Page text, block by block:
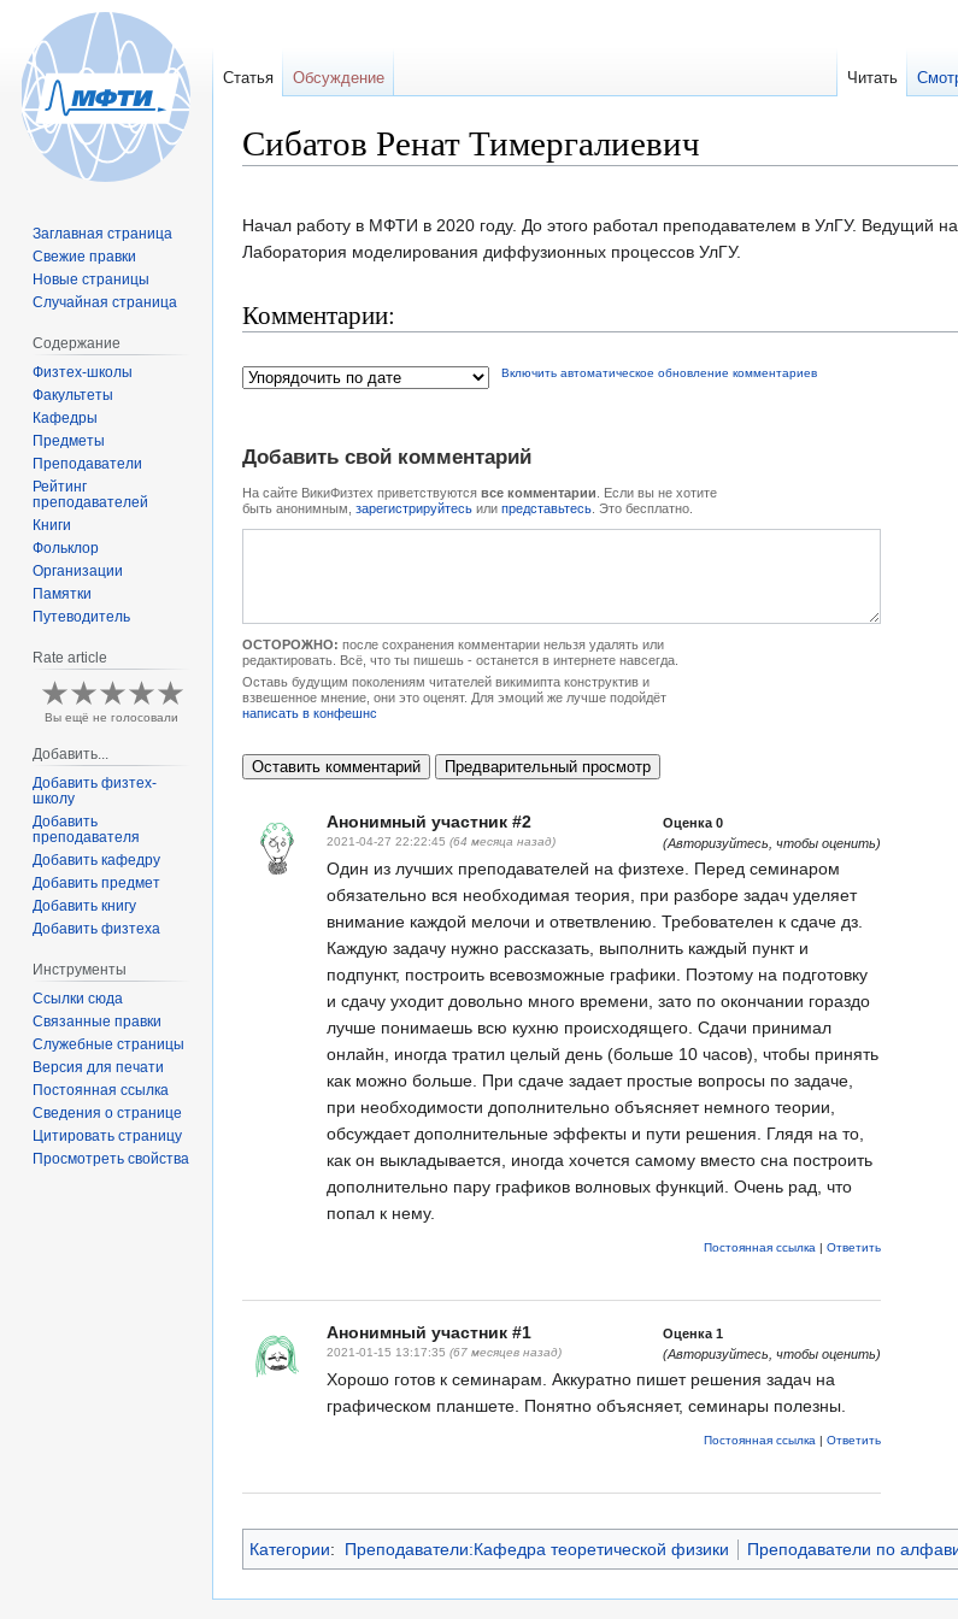
Сибатов Ренат Тимергалиевич
Перейти
к
Перейти
к
Начал работу в МФТИ в 2020 году. До этого работал преподавателем в УлГУ. Ведущий
Лаборатория моделирования диффузионных процессов УлГУ.
Комментарии:
Включить автоматическое обновление комментариев
Добавить свой комментарий
На сайте ВикиФизтех приветствуются все комментарии . Если вы не хотите
быть анонимным, зарегистрируйтесь или представьтесь . Это бесплатно.
ОСТОРОЖНО: после сохранения комментарии нельзя удалять или
редактировать. Всё, что ты пишешь - останется в интернете навсегда.
Оставь будущим поколениям читателей викимипта конструктив и
взвешенное мнение, они это оценят. Для эмоций же лучше подойдёт
написать в конфешнс
Анонимный участник #2
2021-04-27 22:22:45 (64 месяца назад)
Оценка 0
(Авторизуйтесь, чтобы оценить)
Один из лучших преподавателей на физтехе. Перед семинаром
обязательно вся необходимая теория, при разборе задач уделяет
внимание каждой мелочи и ответвлению. Требователен к сдаче дз.
Каждую задачу нужно рассказать, выполнить каждый пункт и
подпункт, построить всевозможные графики. Поэтому на подготовку
и сдачу уходит довольно много времени, зато по окончании гораздо
лучше понимаешь всю кухню происходящего. Сдачи принимал
онлайн, иногда тратил целый день (больше 10 часов), чтобы принять
как можно больше. При сдаче задает простые вопросы по задаче,
при необходимости дополнительно объясняет немного теории,
обсуждает дополнительные эффекты и пути решения. Глядя на то,
как он выкладывается, иногда хочется самому вместо сна построить
дополнительно пару графиков волновых функций. Очень рад, что
попал к нему.
Постоянная ссылка | Ответить
Анонимный участник #1
2021-01-15 13:17:35 (67 месяцев назад)
Оценка 1
(Авторизуйтесь, чтобы оценить)
Хорошо готов к семинарам. Аккуратно пишет решения задач на
графическом планшете. Понятно объясняет, семинары полезны.
Постоянная ссылка | Ответить
Категории: Преподаватели:Кафедра теоретической физики Преподаватели по
Статья Обсуждение Читать
Заглавная страница
Свежие правки
Новые страницы
Случайная страница
Содержание
Физтех-школы
Факультеты
Кафедры
Предметы
Преподаватели
Рейтинг
преподавателей
Книги
Фольклор
Организации
Памятки
Путеводитель
Rate article
Вы ещё не голосовали
Добавить...
Добавить физтех-
школу
Добавить
преподавателя
Добавить кафедру
Добавить предмет
Добавить книгу
Добавить физтеха
Инструменты
Ссылки сюда
Связанные правки
Служебные страницы
Версия для печати
Постоянная ссылка
Сведения о странице
Цитировать страницу
Просмотреть свойства